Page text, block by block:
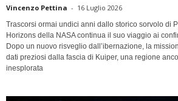
Vincenzo Pettina - 16 Luglio 2026
Trascorsi ormai undici anni dallo storico sorvolo di
Horizons della NASA continua il suo viaggio ai
Dopo un nuovo risveglio dall’ibernazione, la
dati preziosi dalla fascia di Kuiper, una regione
inesplorata